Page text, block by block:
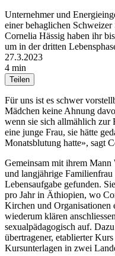
Unternehmer und
einer behaglichen
Cornelia Hässig haben ihr
um in der dritten
27.3.2023
4 min
Teilen
Für uns ist es schwer
Mädchen keine Ahnung
wenn sie sich allmählich zur
eine junge Frau, sie hätte
Monatsblutung hatte», sagt
Gemeinsam mit ihrem
und langjährige
Lebensaufgabe gefunden.
pro Jahr in Äthiopien, wo
Kirchen und Organisationen
wiederum klären
sexualpädagogisch auf.
übertragener, etablierter
Kursunterlagen in zwei